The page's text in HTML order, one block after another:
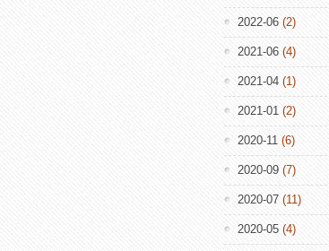
2022-06 (2)
2021-06 (4)
2021-04 (1)
2021-01 (2)
2020-11 (6)
2020-09 (7)
2020-07 (11)
2020-05 (4)